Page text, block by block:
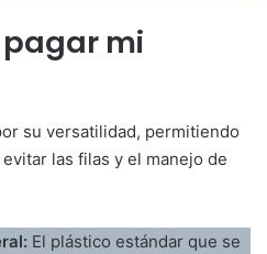
mi
su versatilidad, permitiendo
las filas y el manejo de
El plástico estándar que se